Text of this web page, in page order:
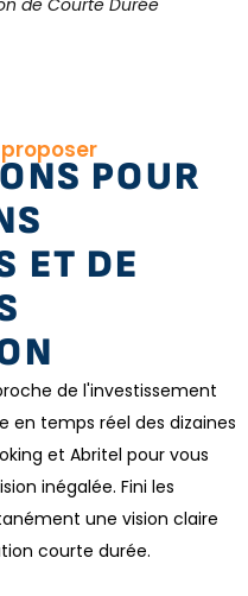
de Courte Durée
POUR
ET DE
de l'investissement
en temps réel des dizaines
et Abritel pour vous
inégalée. Fini les
une vision claire
courte durée.